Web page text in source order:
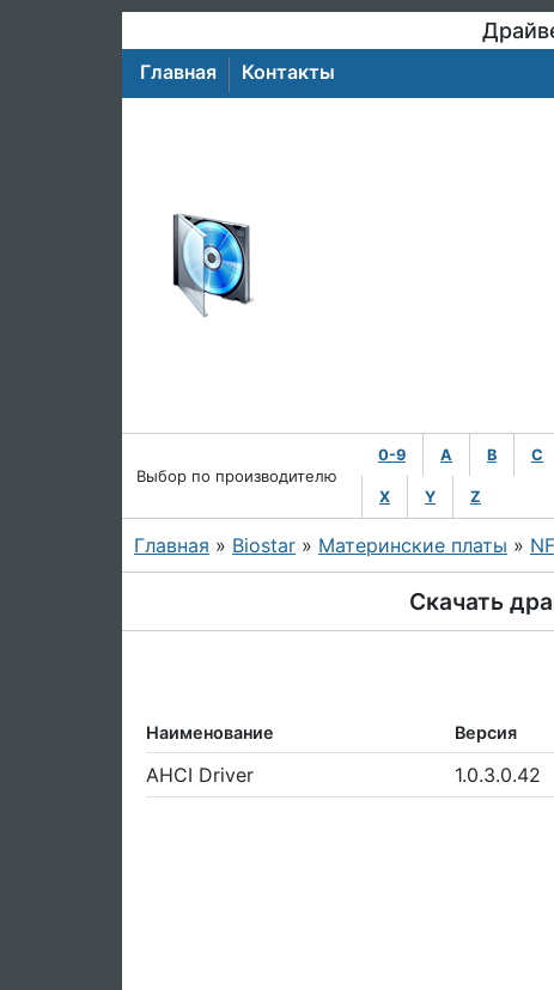
Главная Контакты
Выбор по производителю
0-9 A B C
X Y Z
Главная » Biostar » Материнские платы »
Скачать
Наименование Версия
AHCI Driver 1.0.3.0.42